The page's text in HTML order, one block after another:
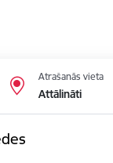
Atrašanās vieta
Attālināti